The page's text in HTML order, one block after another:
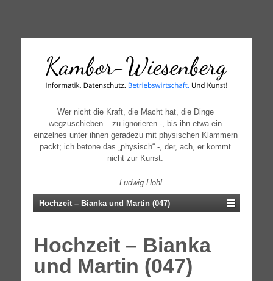
↓
CONTENT
Wer nicht die Kraft, die Macht hat, die Dinge
wegzuschieben – zu ignorieren -, bis ihn etwa ein
einzelnes unter ihnen geradezu mit physischen Klammern
packt; ich betone das „physisch“ -, der, ach, er kommt
nicht zur Kunst.
— Ludwig Hohl
Hochzeit – Bianka und Martin (047)
Hochzeit – Bianka
und Martin (047)